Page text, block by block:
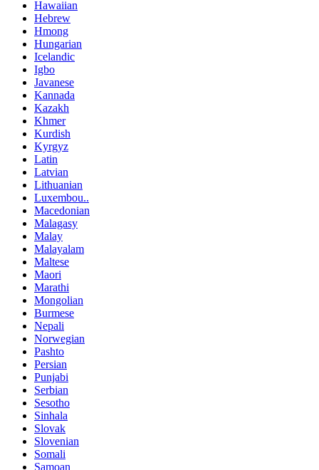
Hawaiian
Hebrew
Hmong
Hungarian
Icelandic
Igbo
Javanese
Kannada
Kazakh
Khmer
Kurdish
Kyrgyz
Latin
Latvian
Lithuanian
Luxembou..
Macedonian
Malagasy
Malay
Malayalam
Maltese
Maori
Marathi
Mongolian
Burmese
Nepali
Norwegian
Pashto
Persian
Punjabi
Serbian
Sesotho
Sinhala
Slovak
Slovenian
Somali
Samoan